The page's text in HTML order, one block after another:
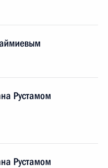
Рустамом
Рустамом